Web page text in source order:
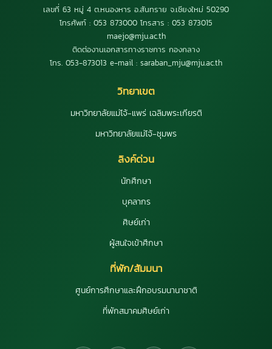
เลขที่ 63 หมู่ 4 ต.หนองหาร อ.สันทราย จ.เชียงใหม่ 50290
โทรศัพท์ : 053 873000 โทรสาร : 053 873015
maejo@mju.ac.th
ติดต่องานเอกสารทางราชการ กองกลาง
โทร. 053-873013 e-mail : saraban_mju@mju.ac.th
วิทยาเขต
มหาวิทยาลัยแม่โจ้-แพร่ เฉลิมพระเกียรติ
มหาวิทยาลัยแม่โจ้-ชุมพร
ลิงค์ด่วน
นักศึกษา
บุคลากร
ศิษย์เก่า
ผู้สนใจเข้าศึกษา
ที่พัก/สัมมนา
ศูนย์การศึกษาและฝึกอบรมนานาชาติ
ที่พักสมาคมศิษย์เก่า